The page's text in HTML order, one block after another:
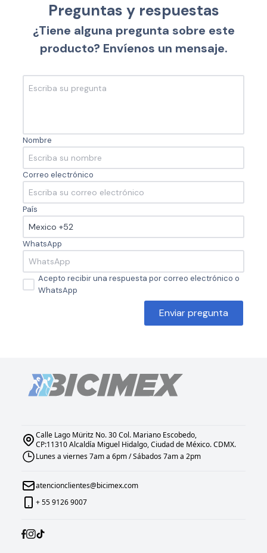
Preguntas y respuestas
¿Tiene alguna pregunta sobre este
producto? Envíenos un mensaje.
Nombre
Correo electrónico
País
WhatsApp
Acepto recibir una respuesta por correo electrónico o
WhatsApp
Enviar pregunta
Calle Lago Müritz No. 30 Col. Mariano Escobedo,
CP:11310 Alcaldía Miguel Hidalgo, Ciudad de México. CDMX.
Lunes a viernes 7am a 6pm / Sábados 7am a 2pm
atencionclientes@bicimex.com
+ 55 9126 9007